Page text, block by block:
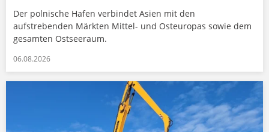
Der polnische Hafen verbindet Asien mit den
aufstrebenden Märkten Mittel- und Osteuropas sowie dem
gesamten Ostseeraum.
06.08.2026